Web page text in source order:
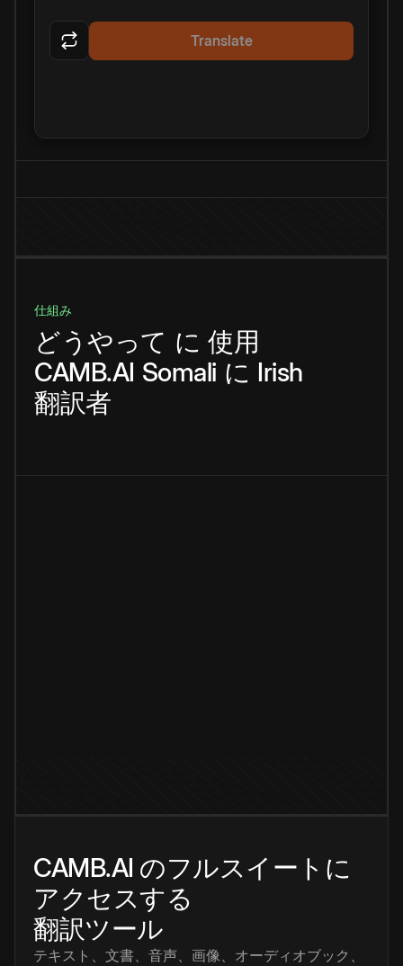
Translate
仕組み
どうやって に 使用
CAMB.AI Somali に Irish
翻訳者
CAMB.AI のフルスイートに
アクセスする
翻訳ツール
テキスト、文書、音声、画像、オーディオブック、